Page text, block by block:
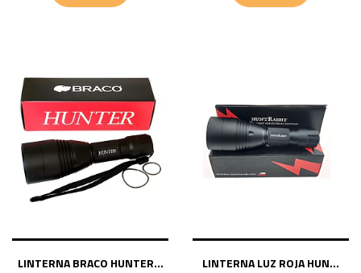
LINTERNA BRACO HUNTER...
LINTERNA LUZ ROJA HUN...